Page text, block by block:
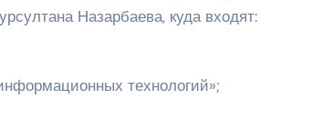
Назарбаева, куда входят:
технологий»;